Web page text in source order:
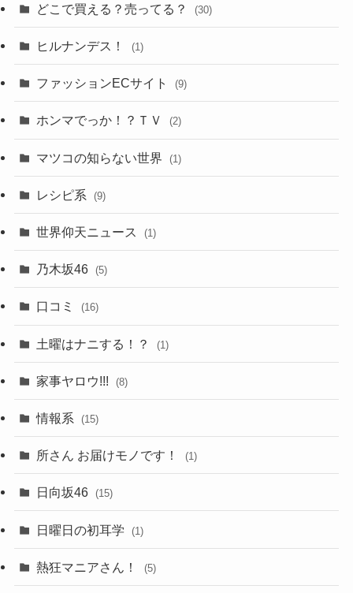
どこで買える？売ってる？ (30)
ヒルナンデス！ (1)
ファッションECサイト (9)
ホンマでっか！？ＴＶ (2)
マツコの知らない世界 (1)
レシピ系 (9)
世界仰天ニュース (1)
乃木坂46 (5)
口コミ (16)
土曜はナニする！？ (1)
家事ヤロウ!!! (8)
情報系 (15)
所さん お届けモノです！ (1)
日向坂46 (15)
日曜日の初耳学 (1)
熱狂マニアさん！ (5)